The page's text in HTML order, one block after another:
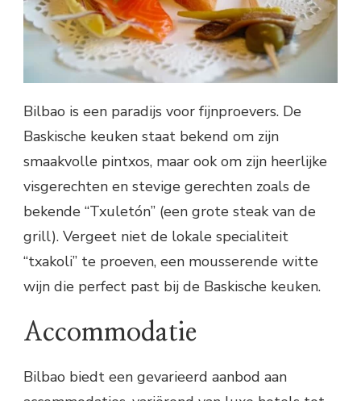
Bilbao is een paradijs voor fijnproevers. De
Baskische keuken staat bekend om zijn
smaakvolle pintxos, maar ook om zijn heerlijke
visgerechten en stevige gerechten zoals de
bekende “Txuletón” (een grote steak van de
grill). Vergeet niet de lokale specialiteit
“txakoli” te proeven, een mousserende witte
wijn die perfect past bij de Baskische keuken.
Accommodatie
Bilbao biedt een gevarieerd aanbod aan